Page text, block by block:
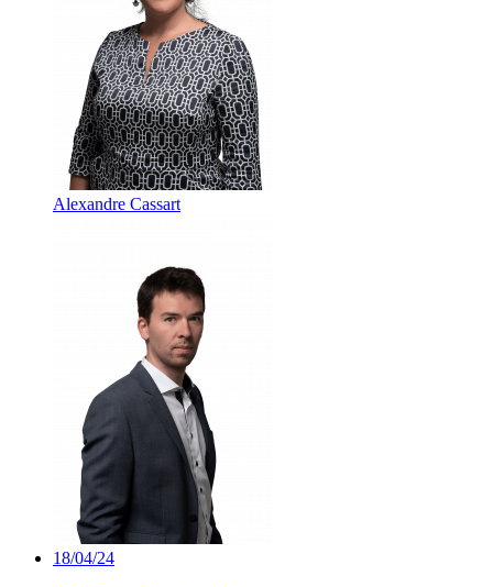
Alexandre Cassart
18/04/24